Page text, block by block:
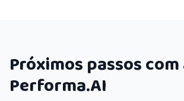
Próximos passos com
Performa.AI